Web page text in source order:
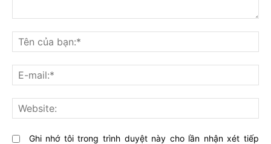
nghĩ
gì
về
bài
viết
này?
Ghi nhớ tôi trong trình duyệt này cho lần nhận xét tiếp